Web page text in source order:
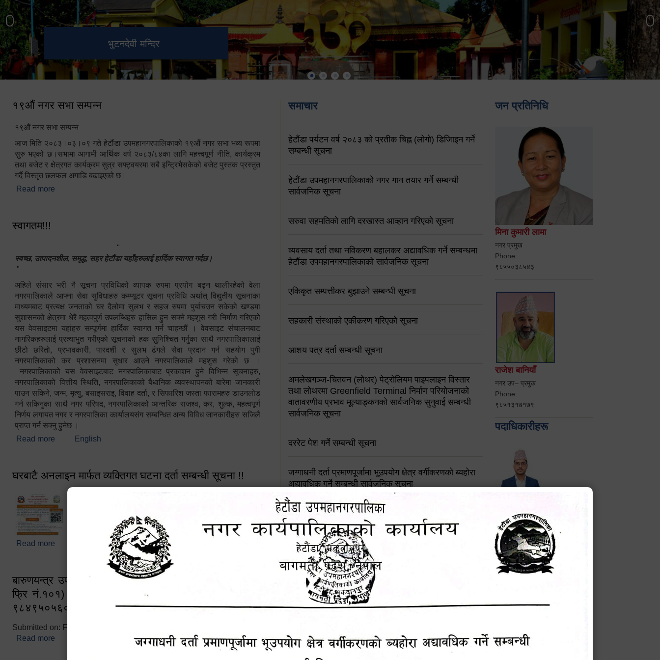
भुटनदेवी मन्दिर
स्मारक
हेटौंडा उपमहानगरपालिका नगर
कार्यपालिकाको कार्यालय
मनकामना डाँडाबाट देखिएको दृश्य
१९औं नगर सभा सम्पन्न
१९औं नगर सभा सम्पन्न
आज मिति २०८३।०३।०९ गते हेटौंडा उपमहानगरपालिकाको १९औं नगर सभा भव्य रूपमा
सुरु भएको छ।सभामा आगामी आर्थिक वर्ष २०८३/८४का लागि महत्त्वपूर्ण नीति, कार्यक्रम
तथा बजेट र क्षेत्रगत कार्यक्रम सुत्र सफ्ट्वयरमा सबै इन्ट्रिभैसकेको बजेट पुस्तक प्रस्तुत
गर्दै विस्तृत छलफल अगाडि बढाइएको छ।
Read more
स्वागतम!!!
"
स्वच्छ, उत्पादनशील, समृद्ध, सहर हेटौंडा यहाँहरुलाई हार्दिक स्वागत गर्दछ।
"
अहिले संसार भरी नै सूचना प्रविधिको व्यापक रुपमा प्रयोग बढ्न थालीरहेको वेला
नगरपालिकाले आफ्ना सेवा सुविधाहरु कम्प्यूटर सूचना प्रविधि अर्थात् विद्युतीय सूचनाका
माध्यमबाट प्रत्यक्ष जनताको घर दैलोमा सुलभ र सहज रुपमा पुर्याचउन सकेको खण्डमा
सुशासनको क्षेत्रमा धेरै महत्वपुर्ण उपलब्धिहरु हासिल हुन सक्ने महशुस गरी निर्माण गरिएको
यस वेवसाइटमा यहांहरु सम्पूर्णमा हार्दिक स्वागत गर्न चाहन्छौं । वेवसाइट संचालनबाट
नागरिकहरुलाई प्रत्याभुत गरीएको सूचनाको हक सुनिश्चित गर्नुका साथै नगरपालिकालाई
छीटो छरितो, प्रभावकारी, पारदर्शी र सुलभ ढंगले सेवा प्रदान गर्न सहयोग पुगी
नगरपालिकाको कर प्रशासनमा सुधार आउने नगरपालिकाले महशुस गरेको छ ।
नगरपालिकाको यस वेवसाइटबाट नगरपालिकाबाट प्रकाशन हुने विभिन्न सूचनाहरु,
नगरपालिकाको वित्तीय स्थिति, नगरपालिकाको बैधानिक व्यवस्थापनको बारेमा जानकारी
पाउन सकिने, जन्म, मृत्यु, बसाइसराइ, विवाह दर्ता, र सिफारिश जस्ता फारामहरु डाउनलोड
गर्न सकिनुका साथै नगर परिषद, नगरपालिकाको आन्तरिक राजश्व, कर, शुल्क, महत्वपूर्ण
निर्णय लगायत नगर र नगरपालिका कार्यालयसंग सम्बन्धित अन्य विविध जानकारीहरु सजिलै
प्राप्त गर्न सक्नु हुनेछ ।
Read more about स्वागतम!!!
English
घरबाटै अनलाइन मार्फत व्यक्तिगत घटना दर्ता सम्बन्धी सूचना !!
Read more about घरबाटै अनलाइन मार्फत व्यक्तिगत घटना दर्ता सम्बन्धी सूचना !!
बारुणयन्त्र उपशाखा इन्चार्जको सम्पर्क नं. ९८४१६४५३५६ (टोल
फ्रि नं.१०१) फोन नं. ०५७-५२०६७७ शव बहान चालकको नं.
९८४९५०५६००
Submitted on: Fri, 02/25/2022 - 10:50
Read more about बारुणयन्त्र उपशाखा इन्चार्जको सम्पर्क नं. ९८४१६४५३५६ (टोल फ्रि
नं.१०१) फोन नं. ०५७-५२०६७७ शव बहान चालकको नं. ९८४९५०५६००
समाचार
हेटौंडा पर्यटन वर्ष २०८३ को प्रतीक चिह्न (लोगो) डिजिाइन गर्ने
सम्बन्धी सूचना
हेटौंडा उपमहानगरपालिकाको नगर गान तयार गर्ने सम्बन्धी
सार्वजनिक सूचना
सरुवा सहमतिको लागि दरखास्त आव्हान गरिएको सूचना
व्यवसाय दर्ता तथा नविकरण बहालकर अद्यावधिक गर्ने सम्बन्धमा
हेटौंडा उपमहानगरपालिकाको सार्वजनिक सूचना
एकिकृत सम्पत्तीकर बुझाउने सम्बन्धी सूचना
सहकारी संस्थाको एकीकरण गरिएको सूचना
आशय पत्र दर्ता सम्बन्धी सूचना
अमलेखगञ्ज-चितवन (लोथर) पेट्रोलियम पाइपलाइन विस्तार
तथा लोथरमा Greenfield Terminal निर्माण परियोजनाको
वातावरणीय प्रभाव मूल्याङ्कनको सार्वजनिक सुनुवाई सम्बन्धी
सार्वजनिक सूचना
दररेट पेश गर्ने सम्बन्धी सूचना
जग्गाधनी दर्ता प्रमाणपूर्जामा भूउपयोग क्षेत्र वर्गीकरणको ब्यहोरा
अद्यावधिक गर्ने सम्बन्धी सार्वजनिक सूचना
आशय पत्र दर्ता सम्बन्धी सूचना
शिक्षक सरुवा सहमतिका लागि दरखास्त आव्हान सम्बन्धी सूचना !
हेटौंडा उपमहानगरपालिकाको सूची दर्ता सम्बन्धी सूचना
चुरियामाई सुरुङको संरक्षण तथा व्यवस्थापनको जिम्मेवारी
पोषाक र परिचयपत्र अनिवार्य लगाउने सम्बन्धमा ।
जन प्रतिनिधि
मिना कुमारी लामा
नगर प्रमुख
Phone:
९८५५०३८५४३
राजेश बानियाँ
नगर उप– प्रमुख
Phone:
९८५१३१७१७९
पदाधिकारीहरू
प्रमुख प्रशासकीय अधिकृत
Phone: 9855010111
सविन न्यौपाने